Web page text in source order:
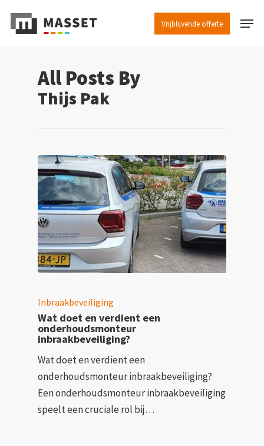
Vrijblijvende offerte Menu
All Posts By
Thijs Pak
Inbraakbeveiliging
Wat doet en verdient een
onderhoudsmonteur
inbraakbeveiliging?
Wat doet en verdient een
onderhoudsmonteur inbraakbeveiliging?
Een onderhoudsmonteur inbraakbeveiliging
speelt een cruciale rol bij…